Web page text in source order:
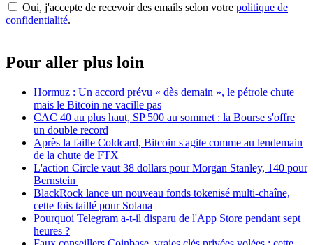
Oui, j'accepte de recevoir des emails selon votre politique de
confidentialité.
Pour aller plus loin
Hormuz : Un accord prévu « dès demain », le pétrole chute
mais le Bitcoin ne vacille pas
CAC 40 au plus haut, SP 500 au sommet : la Bourse s'offre
un double record
Après la faille Coldcard, Bitcoin s'agite comme au lendemain
de la chute de FTX
L'action Circle vaut 38 dollars pour Morgan Stanley, 140 pour
Bernstein
BlackRock lance un nouveau fonds tokenisé multi-chaîne,
cette fois taillé pour Solana
Pourquoi Telegram a-t-il disparu de l'App Store pendant sept
heures ?